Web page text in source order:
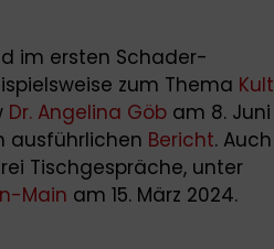
im ersten Schader-
zum Thema
Dr. Angelina Göb am 8. Juni
ausführlichen Bericht. Auch
Tischgespräche, unter
Main am 15. März 2024.